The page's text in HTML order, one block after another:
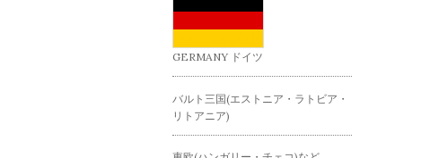
GERMANY ドイツ
バルト三国(エストニア・ラトビア・
リトアニア)